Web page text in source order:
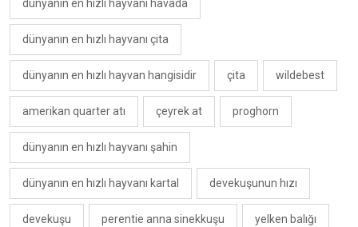
dünyanın en hızlı hayvanı havada
dünyanın en hızlı hayvanı çita
dünyanın en hızlı hayvan hangisidir çita wildebest
amerikan quarter atı çeyrek at proghorn
dünyanın en hızlı hayvanı şahin
dünyanın en hızlı hayvanı kartal devekuşunun hızı
devekuşu perentie anna sinekkuşu yelken balığı